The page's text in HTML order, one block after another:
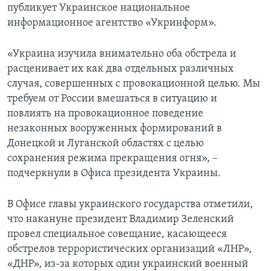
публикует Украинское национальное
информационное агентство «Укринформ».
«Украина изучила внимательно оба обстрела и
расценивает их как два отдельных различных
случая, совершенных с провокационной целью. Мы
требуем от России вмешаться в ситуацию и
повлиять на провокационное поведение
незаконных вооруженных формирований в
Донецкой и Луганской областях с целью
сохранения режима прекращения огня», –
подчеркнули в Офиса президента Украины.
В Офисе главы украинского государства отметили,
что накануне президент Владимир Зеленский
провел специальное совещание, касающееся
обстрелов террористических организаций «ЛНР»,
«ДНР», из-за которых один украинский военный